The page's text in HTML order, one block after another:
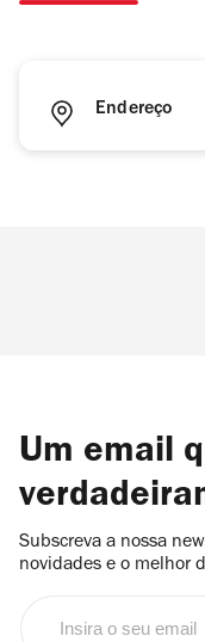
Endereço
Um email
Subscreva a nossa
novidades e o melhor